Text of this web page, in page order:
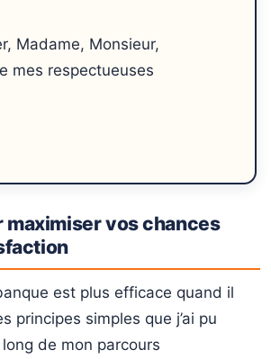
Madame, Monsieur,
mes respectueuses
maximiser vos chances
est plus efficace quand il
principes simples que j’ai pu
de mon parcours